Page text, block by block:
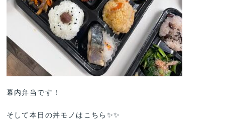
幕内弁当です！
そして本日の丼モノはこちら✨✨